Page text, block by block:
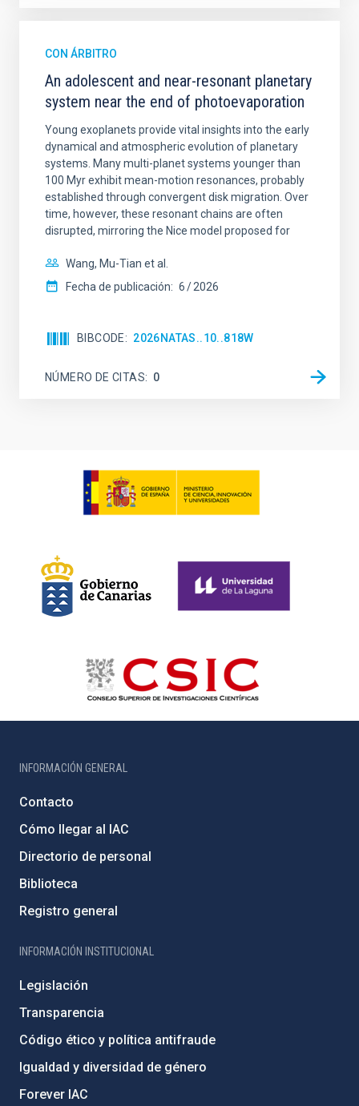
CON ÁRBITRO
An adolescent and near-resonant planetary
system near the end of photoevaporation
Young exoplanets provide vital insights into the early
dynamical and atmospheric evolution of planetary
systems. Many multi-planet systems younger than
100 Myr exhibit mean-motion resonances, probably
established through convergent disk migration. Over
time, however, these resonant chains are often
disrupted, mirroring the Nice model proposed for
Wang, Mu-Tian et al.
Fecha de publicación: 6 2026
BIBCODE 2026NATAS..10..818W
NÚMERO DE CITAS 0
INFORMACIÓN GENERAL
Contacto
Cómo llegar al IAC
Directorio de personal
Biblioteca
Registro general
INFORMACIÓN INSTITUCIONAL
Legislación
Transparencia
Código ético y política antifraude
Igualdad y diversidad de género
Forever IAC